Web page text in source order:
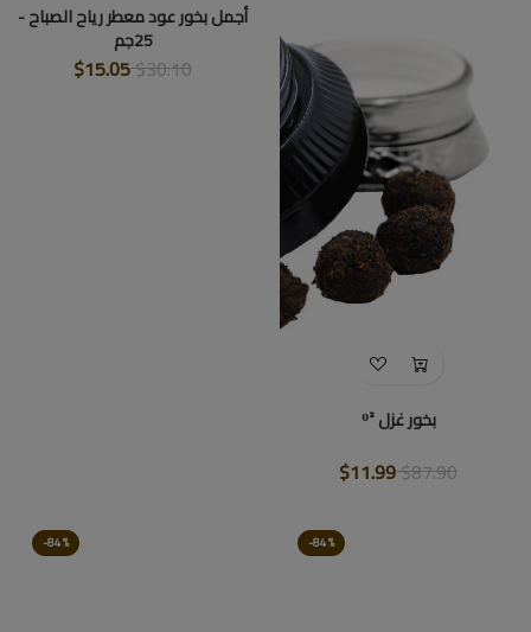
بخور غزل ᴼ²
$87.90
$11.99
أجمل بخور عود معطر رياح الصباح -
25جم
$30.10
$15.05
-84%
-84%